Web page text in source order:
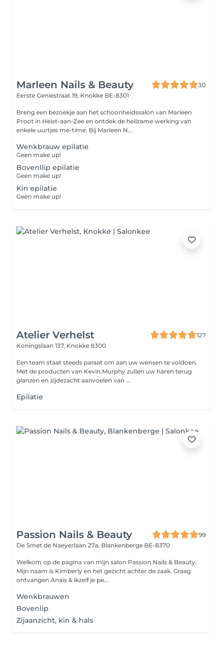
Marleen Nails & Beauty
30
Eerste Geniestraat 19, Knokke BE-8301
Breng een bezoekje aan het schoonheidssalon van Marleen
Proot in Heist-aan-Zee en ontdek de heilzame werking van
enkele uurtjes me-time. Bij Marleen N...
Wenkbrauw epilatie
Geen make up!
Bovenllip epilatie
Geen make up!
Kin epilatie
Geen make up!
Atelier Verhelst
127
Koningslaan 137, Knokke 8300
Een team staat steeds paraat om aan uw wensen te voldoen.
Met de producten van Kevin.Murphy zullen uw haren terug
glanzen en zijdezacht aanvoelen van ...
Epilatie
Passion Nails & Beauty
99
De Smet de Naeyerlaan 27a, Blankenberge BE-8370
Welkom op de pagina van mijn salon Passion Nails & Beauty.
Mijn naam is Kimberly en het gezicht achter de zaak. Graag
ontvangen Anaïs & ikzelf je pe...
Wenkbrauwen
Bovenlip
Zijaanzicht, kin & hals